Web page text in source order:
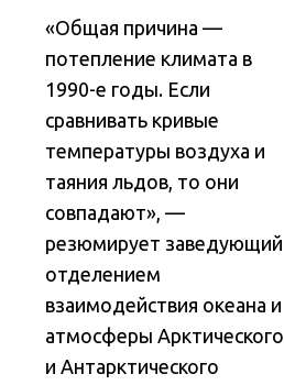
«Общая причина —
потепление климата в
1990-е годы. Если
сравнивать кривые
температуры воздуха и
таяния льдов, то они
совпадают», —
резюмирует заведующий
отделением
взаимодействия океана и
атмосферы Арктического
и Антарктического